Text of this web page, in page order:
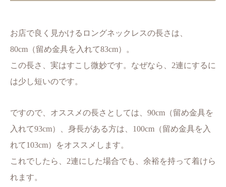
お店で良く見かけるロングネックレスの長さは、
80cm（留め金具を入れて83cm）。
この長さ、実はすこし微妙です。なぜなら、2連にするに
は少し短いのです。
ですので、オススメの長さとしては、90cm（留め金具を
入れて93cm）、身長がある方は、100cm（留め金具を入
れて103cm）をオススメします。
これでしたら、2連にした場合でも、余裕を持って着けら
れます。